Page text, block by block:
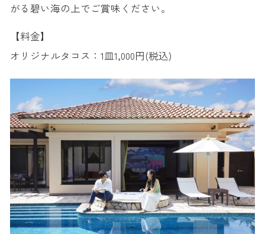
がる碧い海の上でご賞味ください。
【料金】
オリジナルタコス：1皿1,000円(税込)